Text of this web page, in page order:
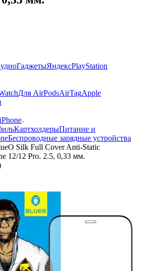
ГаджетыЯндексPlayStation
Для AirPodsAirTagApple
КартхолдерыПитание и
Беспроводные зарядные устройства
Silk Full Cover Anti-Static
12/12 Pro. 2.5, 0,33 мм.